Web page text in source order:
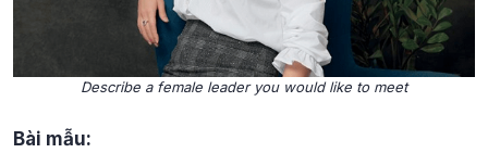
Describe a female leader you would like to meet
Bài mẫu: